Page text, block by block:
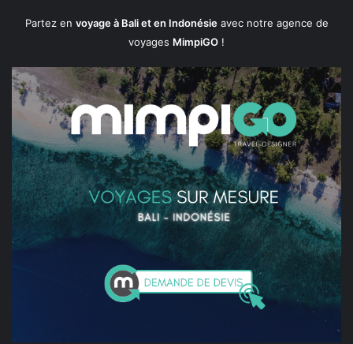
Partez en voyage à Bali et en Indonésieavec notre agence de
voyages MimpiGO !